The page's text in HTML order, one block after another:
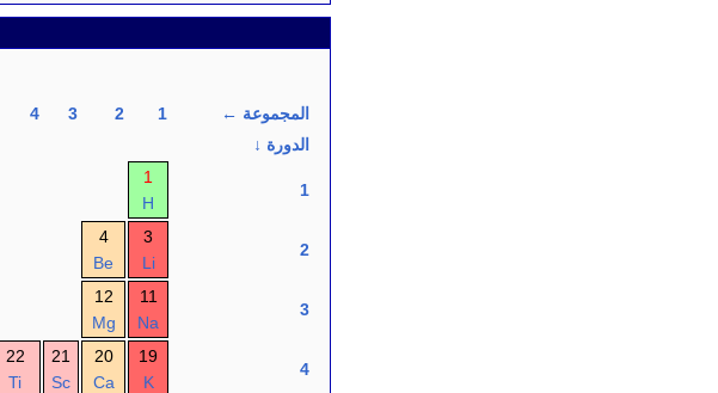
المجموعة ←
1
2
3
4
الدورة ↓
1
1
H
2
3
Li
4
Be
3
11
Na
12
Mg
4
19
K
20
Ca
21
Sc
22
Ti